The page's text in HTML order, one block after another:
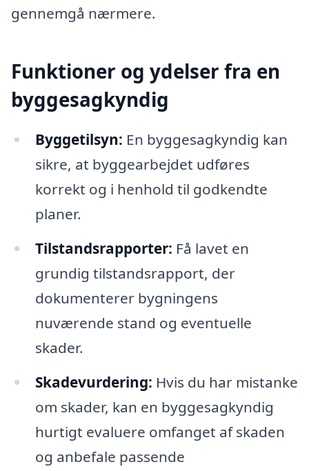
gennemgå nærmere.
Funktioner og ydelser fra en
byggesagkyndig
Byggetilsyn: En byggesagkyndig kan
sikre, at byggearbejdet udføres
korrekt og i henhold til godkendte
planer.
Tilstandsrapporter: Få lavet en
grundig tilstandsrapport, der
dokumenterer bygningens
nuværende stand og eventuelle
skader.
Skadevurdering: Hvis du har mistanke
om skader, kan en byggesagkyndig
hurtigt evaluere omfanget af skaden
og anbefale passende